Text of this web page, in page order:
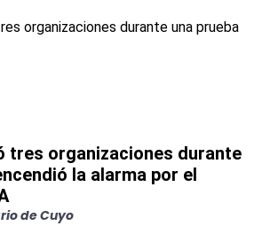
tres organizaciones durante
la alarma por el
de Cuyo